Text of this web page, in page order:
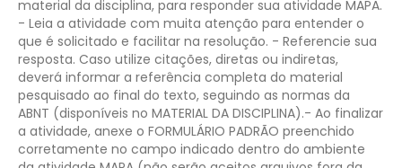
material da disciplina, para responder sua atividade MAPA.
- Leia a atividade com muita atenção para entender o
que é solicitado e facilitar na resolução. - Referencie sua
resposta. Caso utilize citações, diretas ou indiretas,
deverá informar a referência completa do material
pesquisado ao final do texto, seguindo as normas da
ABNT (disponíveis no MATERIAL DA DISCIPLINA).​- Ao finalizar
a atividade, anexe o FORMULÁRIO PADRÃO preenchido
corretamente no campo indicado dentro do ambiente